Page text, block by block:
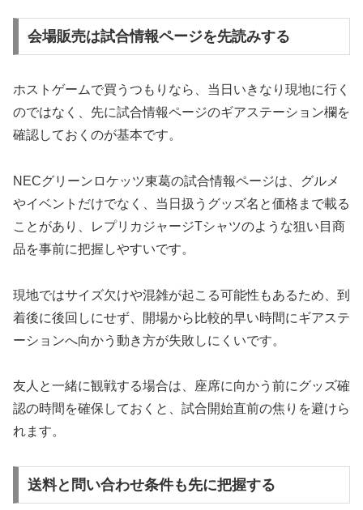
会場販売は試合情報ページを先読みする
ホストゲームで買うつもりなら、当日いきなり現地に行く
のではなく、先に試合情報ページのギアステーション欄を
確認しておくのが基本です。
NECグリーンロケッツ東葛の試合情報ページは、グルメ
やイベントだけでなく、当日扱うグッズ名と価格まで載る
ことがあり、レプリカジャージTシャツのような狙い目商
品を事前に把握しやすいです。
現地ではサイズ欠けや混雑が起こる可能性もあるため、到
着後に後回しにせず、開場から比較的早い時間にギアステ
ーションへ向かう動き方が失敗しにくいです。
友人と一緒に観戦する場合は、座席に向かう前にグッズ確
認の時間を確保しておくと、試合開始直前の焦りを避けら
れます。
送料と問い合わせ条件も先に把握する